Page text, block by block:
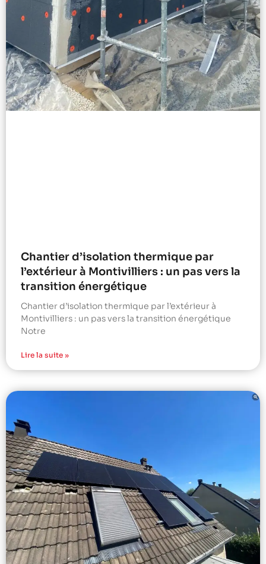
Chantier d’isolation thermique par
l’extérieur à Montivilliers : un pas vers la
transition énergétique
Chantier d’isolation thermique par l’extérieur à
Montivilliers : un pas vers la transition énergétique
Notre
Lire la suite »